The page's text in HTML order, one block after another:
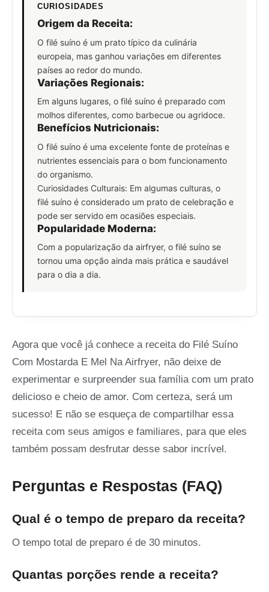
CURIOSIDADES
Origem da Receita:
O filé suíno é um prato típico da culinária
europeia, mas ganhou variações em diferentes
países ao redor do mundo.
Variações Regionais:
Em alguns lugares, o filé suíno é preparado com
molhos diferentes, como barbecue ou agridoce.
Benefícios Nutricionais:
O filé suíno é uma excelente fonte de proteínas e
nutrientes essenciais para o bom funcionamento
do organismo.
Curiosidades Culturais: Em algumas culturas, o
filé suíno é considerado um prato de celebração e
pode ser servido em ocasiões especiais.
Popularidade Moderna:
Com a popularização da airfryer, o filé suíno se
tornou uma opção ainda mais prática e saudável
para o dia a dia.
Agora que você já conhece a receita do Filé Suíno
Com Mostarda E Mel Na Airfryer, não deixe de
experimentar e surpreender sua família com um prato
delicioso e cheio de amor. Com certeza, será um
sucesso! E não se esqueça de compartilhar essa
receita com seus amigos e familiares, para que eles
também possam desfrutar desse sabor incrível.
Perguntas e Respostas (FAQ)
Qual é o tempo de preparo da receita?
O tempo total de preparo é de 30 minutos.
Quantas porções rende a receita?